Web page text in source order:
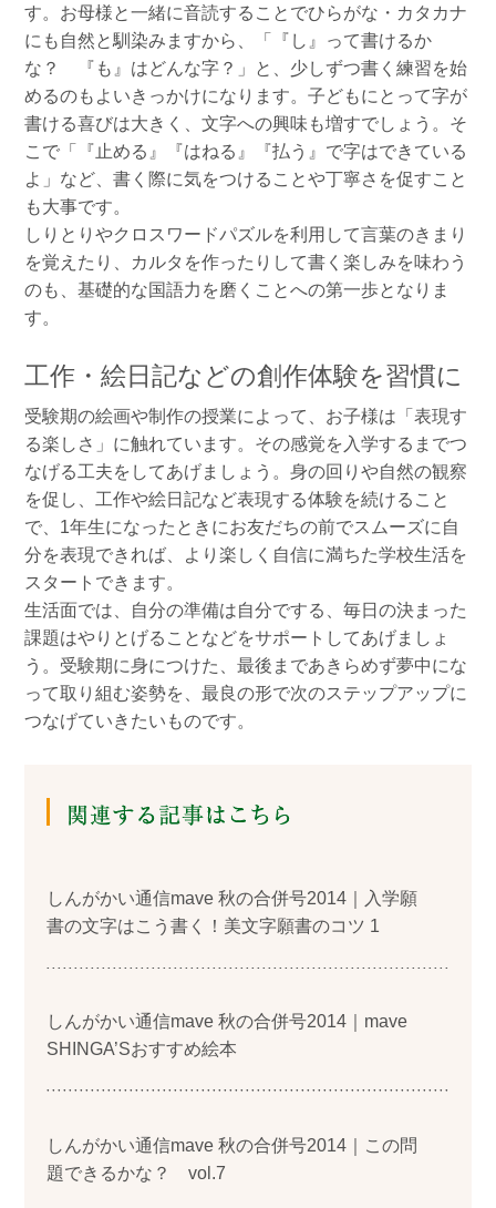
す。お母様と一緒に音読することでひらがな・カタカナ
にも自然と馴染みますから、「『し』って書けるか
な？ 『も』はどんな字？」と、少しずつ書く練習を始
めるのもよいきっかけになります。子どもにとって字が
書ける喜びは大きく、文字への興味も増すでしょう。そ
こで「『止める』『はねる』『払う』で字はできている
よ」など、書く際に気をつけることや丁寧さを促すこと
も大事です。
しりとりやクロスワードパズルを利用して言葉のきまり
を覚えたり、カルタを作ったりして書く楽しみを味わう
のも、基礎的な国語力を磨くことへの第一歩となりま
す。
工作・絵日記などの創作体験を習慣に
受験期の絵画や制作の授業によって、お子様は「表現す
る楽しさ」に触れています。その感覚を入学するまでつ
なげる工夫をしてあげましょう。身の回りや自然の観察
を促し、工作や絵日記など表現する体験を続けること
で、1年生になったときにお友だちの前でスムーズに自
分を表現できれば、より楽しく自信に満ちた学校生活を
スタートできます。
生活面では、自分の準備は自分でする、毎日の決まった
課題はやりとげることなどをサポートしてあげましょ
う。受験期に身につけた、最後まであきらめず夢中にな
って取り組む姿勢を、最良の形で次のステップアップに
つなげていきたいものです。
しんがかい通信mave 秋の合併号2014｜入学願
書の文字はこう書く！美文字願書のコツ 1
しんがかい通信mave 秋の合併号2014｜mave
SHINGA’Sおすすめ絵本
しんがかい通信mave 秋の合併号2014｜この問
題できるかな？ vol.7